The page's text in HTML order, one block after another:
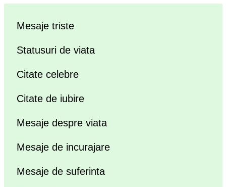
Mesaje triste
Statusuri de viata
Citate celebre
Citate de iubire
Mesaje despre viata
Mesaje de incurajare
Mesaje de suferinta